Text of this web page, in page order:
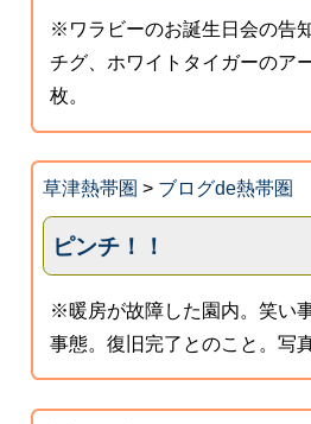
※ワラビーのお誕生日会の告
チグ、ホワイトタイガーのア
枚。
草津熱帯圏 > ブログde熱帯圏
ピンチ！！
※暖房が故障した園内。笑い
事態。復旧完了とのこと。写